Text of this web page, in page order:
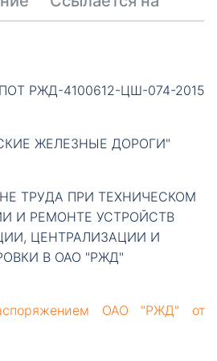
РЖД-4100612-ЦШ-074-2015
ЖЕЛЕЗНЫЕ ДОРОГИ"
ТРУДА ПРИ ТЕХНИЧЕСКОМ
И РЕМОНТЕ УСТРОЙСТВ
ЦЕНТРАЛИЗАЦИИ И
В ОАО "РЖД"
ОАО "РЖД" от